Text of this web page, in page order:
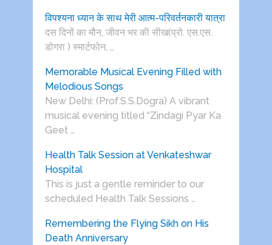
विपश्यना ध्यान के साथ मेरी आत्म-परिवर्तनकारी यात्रा
दस दिनों का मौन, जीवन भर की सीख(प्रो. एस.एस.
डोगरा ) स्मार्टफोन, …
Memorable Musical Evening Filled with
Melodious Songs
New Delhi: (Prof.S.S.Dogra) A vibrant
musical evening titled “Zindagi Pyar Ka
Geet …
Health Talk Session at Venkateshwar
Hospital
This is just a gentle reminder to our
scheduled Health Talk Sessions …
Remembering the Flying Sikh on His
Death Anniversary